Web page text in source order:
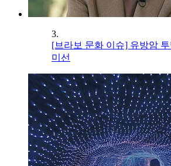
3.
[브라보 문화 이슈] 유방암
미선